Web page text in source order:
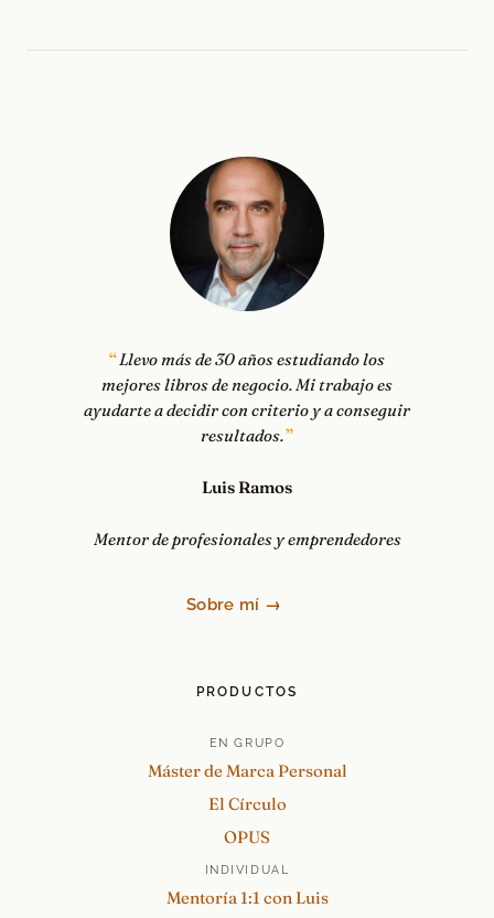
Llevo más de 30 años estudiando los
mejores libros de negocio. Mi trabajo es
ayudarte a decidir con criterio y a conseguir
resultados.
Luis Ramos
Mentor de profesionales y emprendedores
Sobre mí →
PRODUCTOS
EN GRUPO
Máster de Marca Personal
El Círculo
OPUS
INDIVIDUAL
Mentoría 1:1 con Luis